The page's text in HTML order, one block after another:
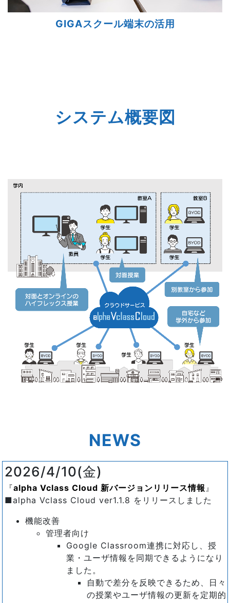
GIGAスクール端末の活用
システム概要図
NEWS
2026/4/10(金)
alpha Vclass Cloud 新バージョンリリース情報
■alpha Vclass Cloud ver1.1.8 をリリースしました
機能改善
管理者向け
Google Classroom連携に対応し、授
業・ユーザ情報を同期できるようになり
ました。
自動で差分を反映できるため、日々
の授業やユーザ情報の更新を定期的